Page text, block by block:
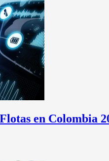
en Colombia